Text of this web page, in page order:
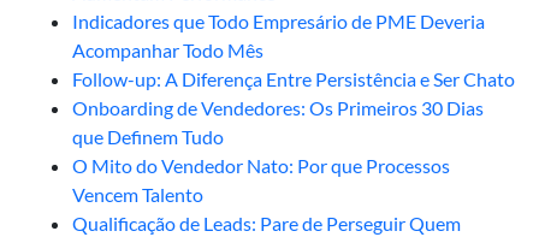
Indicadores que Todo Empresário de PME Deveria
Acompanhar Todo Mês
Follow-up: A Diferença Entre Persistência e Ser Chato
Onboarding de Vendedores: Os Primeiros 30 Dias
que Definem Tudo
O Mito do Vendedor Nato: Por que Processos
Vencem Talento
Qualificação de Leads: Pare de Perseguir Quem